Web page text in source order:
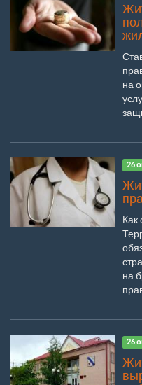
на
26
Как
на
26